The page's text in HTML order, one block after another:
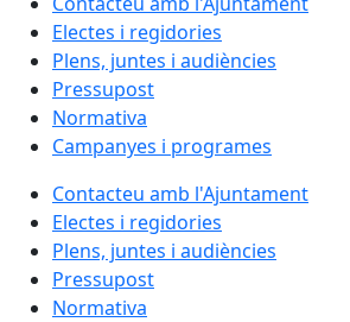
Electes i regidories
Plens, juntes i audiències
Pressupost
Normativa
Campanyes i programes
Contacteu amb l'Ajuntament
Electes i regidories
Plens, juntes i audiències
Pressupost
Normativa